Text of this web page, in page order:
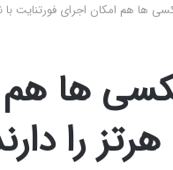
ها هم امکان اجرای فورتنایت با نرخ 90 هرتز را
ها